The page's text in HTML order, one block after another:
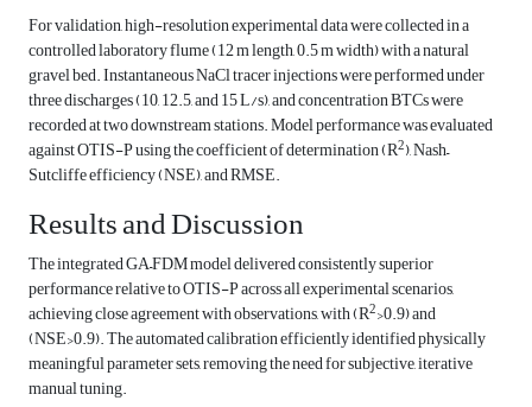
For validation, high-resolution experimental data were collected in a
controlled laboratory flume (12 m length, 0.5 m width) with a natural
gravel bed. Instantaneous NaCl tracer injections were performed under
three discharges (10, 12.5, and 15 L/s), and concentration BTCs were
recorded at two downstream stations. Model performance was evaluated
against OTIS-P using the coefficient of determination (R2), Nash–
Sutcliffe efficiency (NSE), and RMSE.
Results and Discussion
The integrated GA–FDM model delivered consistently superior
performance relative to OTIS-P across all experimental scenarios,
achieving close agreement with observations, with (R2>0.9) and
(NSE>0.9). The automated calibration efficiently identified physically
meaningful parameter sets, removing the need for subjective, iterative
manual tuning.